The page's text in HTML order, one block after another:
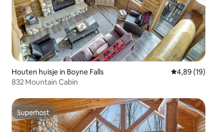
Houten huisje in Boyne Falls Gemiddelde
4,89 (19)
832 Mountain Cabin
Superhost
Superhost